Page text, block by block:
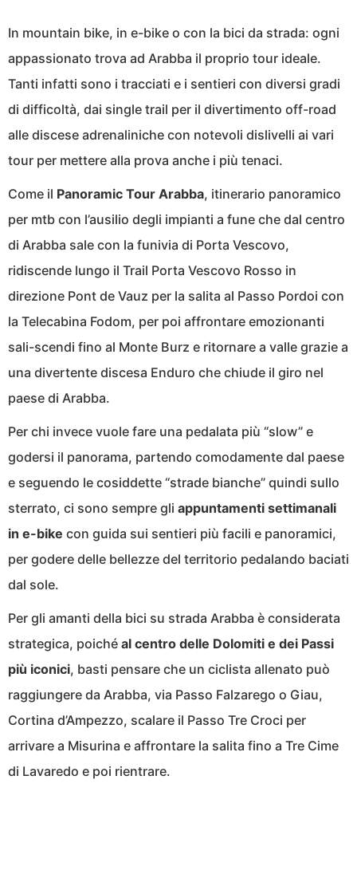
In mountain bike, in e-bike o con la bici da strada: ogni
appassionato trova ad Arabba il proprio tour ideale.
Tanti infatti sono i tracciati e i sentieri con diversi gradi
di difficoltà, dai single trail per il divertimento off-road
alle discese adrenaliniche con notevoli dislivelli ai vari
tour per mettere alla prova anche i più tenaci.
Come il Panoramic Tour Arabba, itinerario panoramico
per mtb con l’ausilio degli impianti a fune che dal centro
di Arabba sale con la funivia di Porta Vescovo,
ridiscende lungo il Trail Porta Vescovo Rosso in
direzione Pont de Vauz per la salita al Passo Pordoi con
la Telecabina Fodom, per poi affrontare emozionanti
sali-scendi fino al Monte Burz e ritornare a valle grazie a
una divertente discesa Enduro che chiude il giro nel
paese di Arabba.
Per chi invece vuole fare una pedalata più “slow” e
godersi il panorama, partendo comodamente dal paese
e seguendo le cosiddette “strade bianche” quindi sullo
sterrato, ci sono sempre gli appuntamenti settimanali
in e-bike con guida sui sentieri più facili e panoramici,
per godere delle bellezze del territorio pedalando baciati
dal sole.
Per gli amanti della bici su strada Arabba è considerata
strategica, poiché al centro delle Dolomiti e dei Passi
più iconici, basti pensare che un ciclista allenato può
raggiungere da Arabba, via Passo Falzarego o Giau,
Cortina d’Ampezzo, scalare il Passo Tre Croci per
arrivare a Misurina e affrontare la salita fino a Tre Cime
di Lavaredo e poi rientrare.